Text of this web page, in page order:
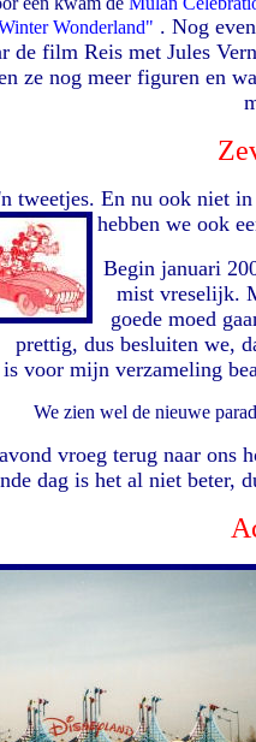
Wonderland" . Nog
de film Reis met Jules
ze nog meer figuren en
tweetjes. En nu ook niet
hebben we ook
Begin januari
mist vreselijk.
goede moed
prettig, dus besluiten we,
voor mijn verzameling
We zien wel de nieuwe
vroeg terug naar ons
dag is het al niet beter,